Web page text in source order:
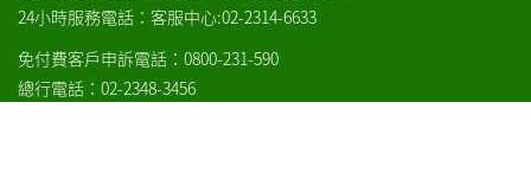
24小時服務電話：客服中心:02-2314-6633
免付費客戶申訴電話：0800-231-590
總行電話：02-2348-3456